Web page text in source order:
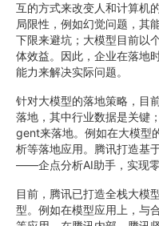
互的方式来改变人和计算机
局限性，例如幻觉问题，其
下限来避坑；大模型目前以
体效益。因此，企业在落地
能力来解决实际问题。
针对大模型的落地策略，目
落地，其中行业数据是关键
gent来落地。例如在大模型
析等落地应用。腾讯打造基
——企点分析AI助手，实现零
目前，腾讯已打造全栈大模
型。例如在模型应用上，与